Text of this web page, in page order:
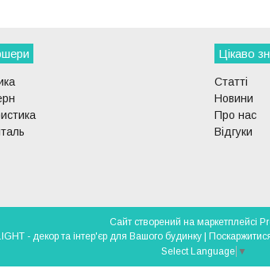
Цікаво
Статті
Новини
Про нас
Відгуки
Сайт створений на маркетплейсі
Select Language ▼